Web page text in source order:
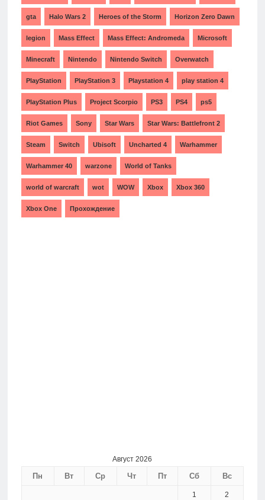
gta Halo Wars 2 Heroes of the Storm Horizon Zero Dawn
legion Mass Effect Mass Effect: Andromeda Microsoft
Minecraft Nintendo Nintendo Switch Overwatch
PlayStation PlayStation 3 Playstation 4 play station 4
PlayStation Plus Project Scorpio PS3 PS4 ps5
Riot Games Sony Star Wars Star Wars: Battlefront 2
Steam Switch Ubisoft Uncharted 4 Warhammer
Warhammer 40 warzone World of Tanks
world of warcraft wot WOW Xbox Xbox 360
Xbox One Прохождение
Август 2026
Пн Вт Ср Чт Пт Сб Вс
1 2